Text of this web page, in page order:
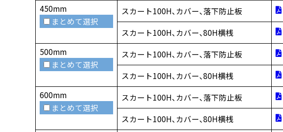
450mm
まとめて選択
スカート100H、カバー、落下防止板
スカート100H、カバー、80H横桟
500mm
まとめて選択
スカート100H、カバー、落下防止板
スカート100H、カバー、80H横桟
600mm
まとめて選択
スカート100H、カバー、落下防止板
スカート100H、カバー、80H横桟